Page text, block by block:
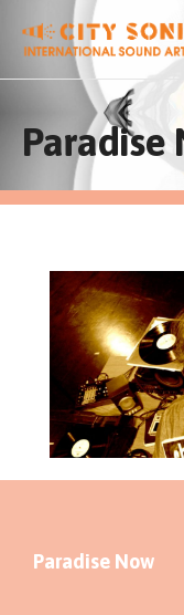
Paradise
Paradise Now